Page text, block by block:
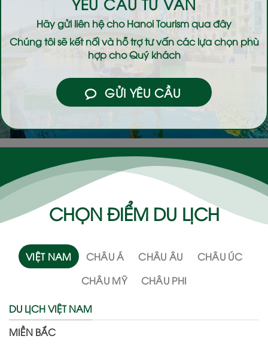
Hãy gửi liên hệ choHanoi Tourismqua đây
Chúng tôi sẽ kết nối và hỗ trợ tư vấn các lựa chọn phù
hợp cho Quý khách
GỬI YÊU CẦU
CHỌN ĐIỂM DU LỊCH
VIỆT NAM CHÂU Á CHÂU ÂU
CHÂU ÚC
CHÂU MỸ
CHÂU PHI
DU LỊCH VIỆT NAM
MIỀN BẮC